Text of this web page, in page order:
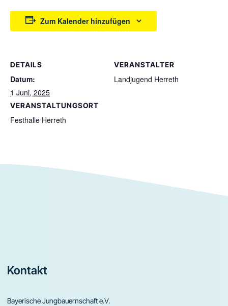
Zum Kalender hinzufügen
DETAILS
Datum:
1 Juni, 2025
VERANSTALTUNGSORT
Festhalle Herreth
VERANSTALTER
Landjugend Herreth
Footer
Kontakt
Bayerische Jungbauernschaft e.V.